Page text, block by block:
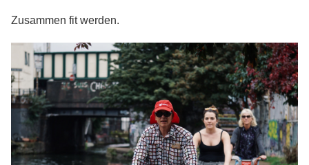
Zusammen fit werden.